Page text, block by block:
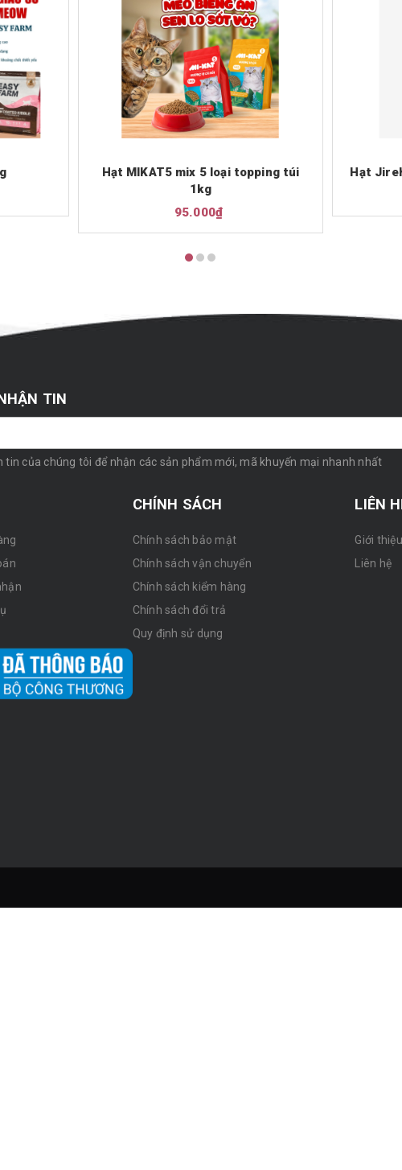
Hạt MIKAT5 mix 5 loại topping túi
1kg
95.000₫
Hạt
TIN
tin của chúng tôi để nhận các sản phẩm mới, mã khuyến mại nhanh nhất
CHÍNH SÁCH
Chính sách bảo mật
Chính sách vận chuyển
Chính sách kiểm hàng
Chính sách đổi trả
Quy định sử dụng
LIÊN
Giới thiệu
Liên hệ